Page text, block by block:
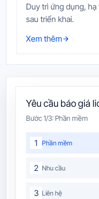
Duy trì ứng dụng,
sau triển khai.
Xem thêm
Yêu cầu báo giá
Bước1/3: Phần mềm
1 Phần mềm
2 Nhu cầu
3 Liên hệ